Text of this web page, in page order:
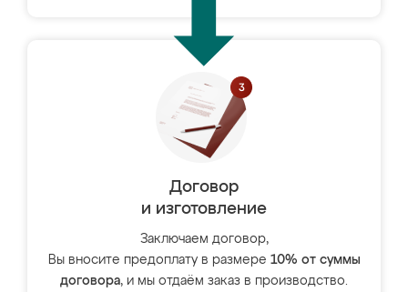
Договор
и изготовление
Заключаем договор,
Вы вносите предоплату в размере 10% от суммы
договора, и мы отдаём заказ в производство.